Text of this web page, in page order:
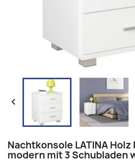

Nachtkonsole LATINA
modern mit 3 Schubladen